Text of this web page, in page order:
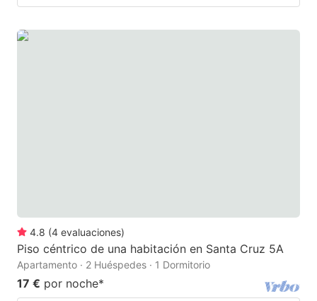
4.8 (4 evaluaciones)
Piso céntrico de una habitación en Santa Cruz 5A
Apartamento · 2 Huéspedes · 1 Dormitorio
17 € por noche*